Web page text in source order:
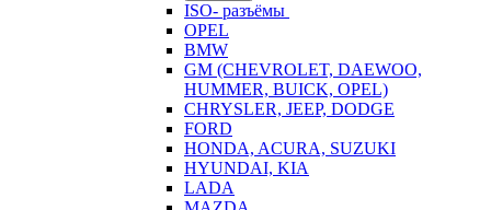
ISO- разъёмы
OPEL
BMW
GM (CHEVROLET, DAEWOO,
HUMMER, BUICK, OPEL)
CHRYSLER, JEEP, DODGE
FORD
HONDA, ACURA, SUZUKI
HYUNDAI, KIA
LADA